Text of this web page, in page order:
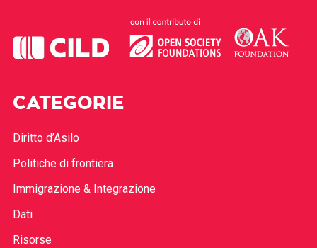
CATEGORIE
Diritto d’Asilo
Politiche di frontiera
Immigrazione & Integrazione
Dati
Risorse